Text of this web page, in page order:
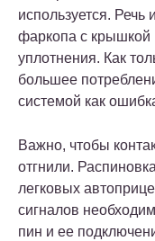
используется. Речь
фаркопа с крышкой
уплотнения. Как
большее
системой как
Важно, чтобы
отгнили.
легковых
сигналов
пин и ее